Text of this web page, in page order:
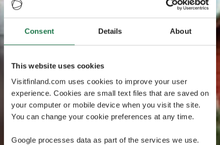
Consent Details About
This website uses cookies
Visitfinland.com uses cookies to improve your user
experience. Cookies are small text files that are saved on
your computer or mobile device when you visit the site.
You can change your cookie preferences at any time.
Google processes data as part of the services we use.